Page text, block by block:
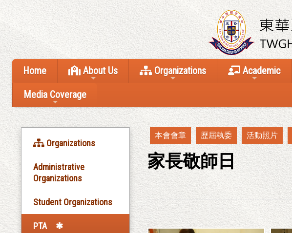
Home About Us Organizations Academic
Media Coverage
Organizations
Administrative
Organizations
Student Organizations
PTA
本會會章 歷屆執委 活動照片
家長敬師日